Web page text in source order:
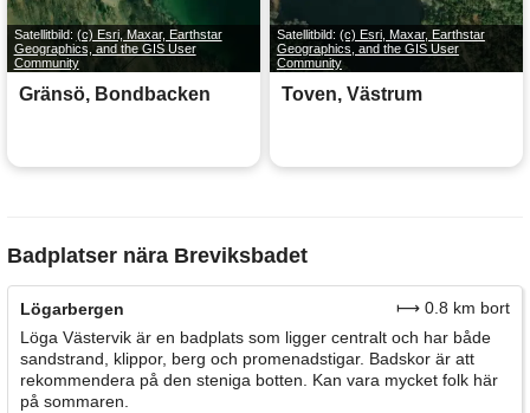
Satellitbild: (c) Esri, Maxar, Earthstar
Geographics, and the GIS User
Community
Gränsö, Bondbacken
Satellitbild: (c) Esri, Maxar, Earthstar
Geographics, and the GIS User
Community
Toven, Västrum
Badplatser nära Breviksbadet
Lögarbergen
⟼ 0.8 km bort
Löga Västervik är en badplats som ligger centralt och har både
sandstrand, klippor, berg och promenadstigar. Badskor är att
rekommendera på den steniga botten. Kan vara mycket folk här
på sommaren.